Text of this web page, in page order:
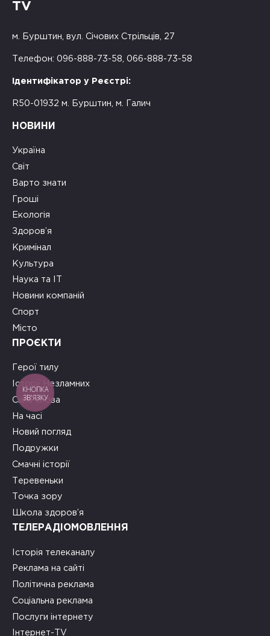
TV
м. Бурштин, вул. Січових Стрільців, 27
Телефон: 096-888-73-58, 066-888-73-58
Ідентифікатор у Реєстрі:
R50-01932 м. Бурштин, м. Галич
НОВИНИ
Україна
Світ
Варто знати
Гроші
Екологія
Здоров’я
Кримінал
Культура
Наука та ІТ
Новини компаній
Спорт
Місто
ПРОЄКТИ
Герої тилу
Історії Незламних
Сила слова
На часі
Новий погляд
Подружки
Смачні історії
Теревеньки
Точка зору
Школа здоров’я
ТЕЛЕРАДІОМОВЛЕННЯ
Історія телеканалу
Реклама на сайті
Політична реклама
Соціальна реклама
Послуги інтернету
Інтернет-TV
КНОПКА
ЗВ'ЯЗКУ